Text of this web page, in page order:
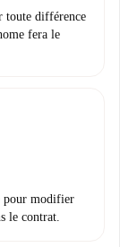
toute différence
fera le
pour modifier
le contrat.